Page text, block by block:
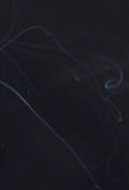
10g
ist für jeden
Die Watte wird in den
und verpackt,
Die Watte ist
extrem saugfähig
enthält 10
Größe jeweils einige
können.